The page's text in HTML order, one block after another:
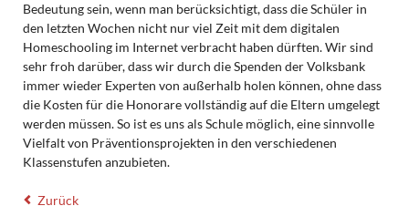
Bedeutung sein, wenn man berücksichtigt, dass die Schüler in
den letzten Wochen nicht nur viel Zeit mit dem digitalen
Homeschooling im Internet verbracht haben dürften. Wir sind
sehr froh darüber, dass wir durch die Spenden der Volksbank
immer wieder Experten von außerhalb holen können, ohne dass
die Kosten für die Honorare vollständig auf die Eltern umgelegt
werden müssen. So ist es uns als Schule möglich, eine sinnvolle
Vielfalt von Präventionsprojekten in den verschiedenen
Klassenstufen anzubieten.
Zurück